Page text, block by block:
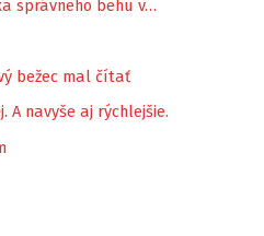
správneho behu v…
bežec mal čítať
A navyše aj rýchlejšie.